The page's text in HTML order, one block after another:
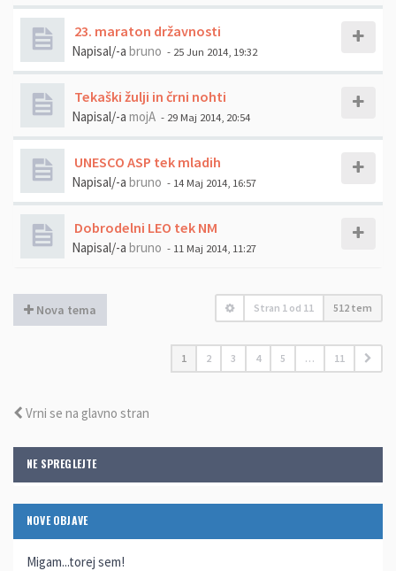
NE SPREGLEJTE
NOVE OBJAVE
Migam...torej sem!
23. maraton državnosti
Napisal/-a bruno - 25 Jun 2014, 19:32
Tekaški žulji in črni nohti
Napisal/-a mojA - 29 Maj 2014, 20:54
UNESCO ASP tek mladih
Napisal/-a bruno - 14 Maj 2014, 16:57
Dobrodelni LEO tek NM
Napisal/-a bruno - 11 Maj 2014, 11:27
Nova tema Stran 1 od 11 512 tem
1 2 3 4 5 … 11
Vrni se na glavno stran